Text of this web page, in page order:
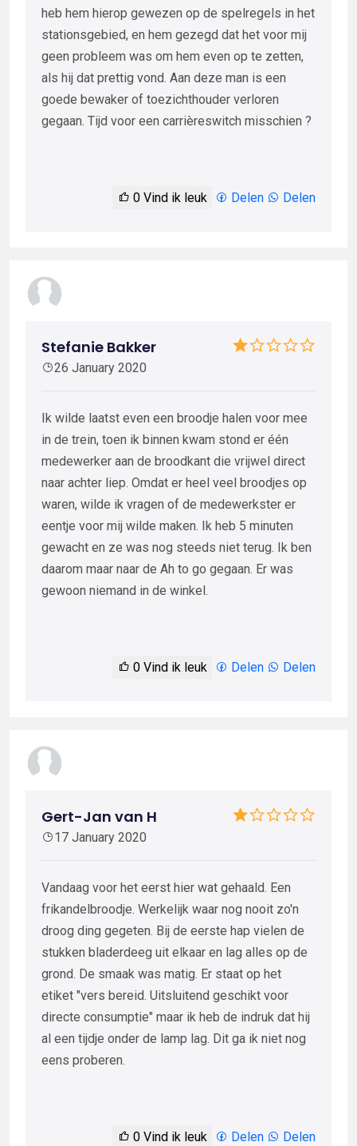
heb hem hierop gewezen op de spelregels in het
stationsgebied, en hem gezegd dat het voor mij
geen probleem was om hem even op te zetten,
als hij dat prettig vond. Aan deze man is een
goede bewaker of toezichthouder verloren
gegaan. Tijd voor een carrièreswitch misschien ?
0 Vind ik leuk Delen Delen
Stefanie Bakker
26 January 2020
Ik wilde laatst even een broodje halen voor mee
in de trein, toen ik binnen kwam stond er één
medewerker aan de broodkant die vrijwel direct
naar achter liep. Omdat er heel veel broodjes op
waren, wilde ik vragen of de medewerkster er
eentje voor mij wilde maken. Ik heb 5 minuten
gewacht en ze was nog steeds niet terug. Ik ben
daarom maar naar de Ah to go gegaan. Er was
gewoon niemand in de winkel.
0 Vind ik leuk Delen Delen
Gert-Jan van H
17 January 2020
Vandaag voor het eerst hier wat gehaald. Een
frikandelbroodje. Werkelijk waar nog nooit zo'n
droog ding gegeten. Bij de eerste hap vielen de
stukken bladerdeeg uit elkaar en lag alles op de
grond. De smaak was matig. Er staat op het
etiket "vers bereid. Uitsluitend geschikt voor
directe consumptie" maar ik heb de indruk dat hij
al een tijdje onder de lamp lag. Dit ga ik niet nog
eens proberen.
0 Vind ik leuk Delen Delen